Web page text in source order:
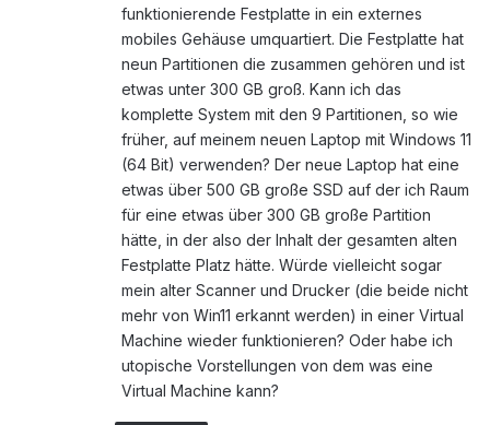
funktionierende Festplatte in ein externes
mobiles Gehäuse umquartiert. Die Festplatte hat
neun Partitionen die zusammen gehören und ist
etwas unter 300 GB groß. Kann ich das
komplette System mit den 9 Partitionen, so wie
früher, auf meinem neuen Laptop mit Windows 11
(64 Bit) verwenden? Der neue Laptop hat eine
etwas über 500 GB große SSD auf der ich Raum
für eine etwas über 300 GB große Partition
hätte, in der also der Inhalt der gesamten alten
Festplatte Platz hätte. Würde vielleicht sogar
mein alter Scanner und Drucker (die beide nicht
mehr von Win11 erkannt werden) in einer Virtual
Machine wieder funktionieren? Oder habe ich
utopische Vorstellungen von dem was eine
Virtual Machine kann?